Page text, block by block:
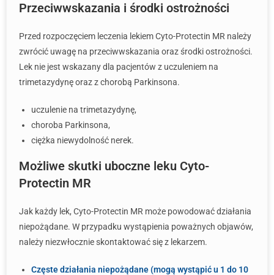
Przeciwwskazania i środki ostrożności
Przed rozpoczęciem leczenia lekiem Cyto-Protectin MR należy
zwrócić uwagę na przeciwwskazania oraz środki ostrożności.
Lek nie jest wskazany dla pacjentów z uczuleniem na
trimetazydynę oraz z chorobą Parkinsona.
uczulenie na trimetazydynę,
choroba Parkinsona,
ciężka niewydolność nerek.
Możliwe skutki uboczne leku Cyto-
Protectin MR
Jak każdy lek, Cyto-Protectin MR może powodować działania
niepożądane. W przypadku wystąpienia poważnych objawów,
należy niezwłocznie skontaktować się z lekarzem.
Częste działania niepożądane (mogą wystąpić u 1 do 10